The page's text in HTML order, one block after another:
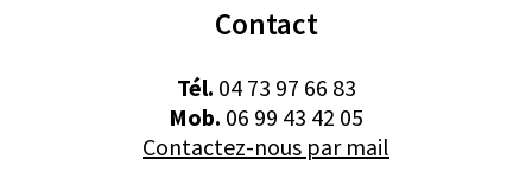
Contact
Tél. 04 73 97 66 83
Mob. 06 99 43 42 05
Contactez-nous par mail